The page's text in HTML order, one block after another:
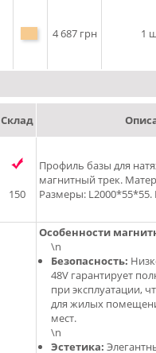
4 687 грн 1
Склад
150
Профиль базы для
магнитный трек.
Размеры: L2000*55*55.
Особенности
\n
Безопасность:
48V гарантирует
при эксплуатации,
для жилых
мест.
\n
Эстетика: